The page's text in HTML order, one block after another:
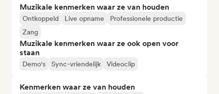
Muzikale kenmerken waar ze van houden
Ontkoppeld Live opname
Professionele productie
Zang
Muzikale kenmerken waar ze ook open voor
staan
Demo's Sync-vriendelijk Videoclip
Kenmerken waar ze van houden